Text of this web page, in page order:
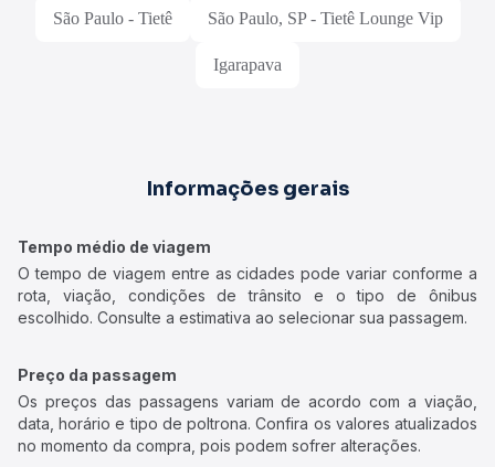
São Paulo - Tietê São Paulo, SP - Tietê Lounge Vip
Igarapava
Informações gerais
Tempo médio de viagem
O tempo de viagem entre as cidades pode variar conforme a
rota, viação, condições de trânsito e o tipo de ônibus
escolhido. Consulte a estimativa ao selecionar sua passagem.
Preço da passagem
Os preços das passagens variam de acordo com a viação,
data, horário e tipo de poltrona. Confira os valores atualizados
no momento da compra, pois podem sofrer alterações.